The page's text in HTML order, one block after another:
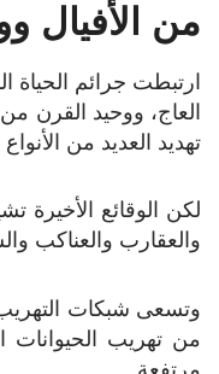
من الأفيال
ارتبطت جرائم الحياة
العاج، ووحيد القرن
تهديد العديد من
لكن الوقائع الأخيرة
والعقارب والعناكب
وتسعى شبكات التهريب
من تهريب الحيوانات
مرتفعة.